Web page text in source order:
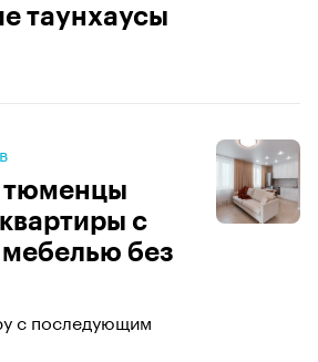
таунхаусы
тюменцы
с
без
с последующим